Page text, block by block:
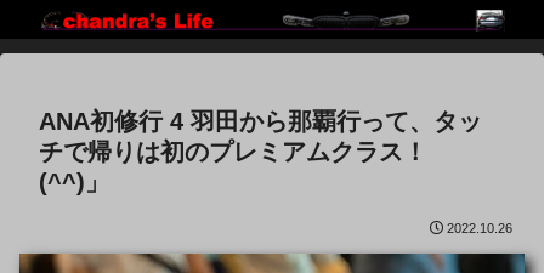
ANA初修行 4 羽田から那覇行って、タッ
チで帰りは初のプレミアムクラス！
(^^)」
2022.10.26